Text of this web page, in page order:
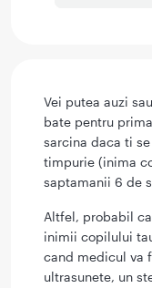
Vei putea auzi
bate pentru
sarcina daca ti
timpurie (inima
saptamanii 6 de
Altfel, probabil
inimii copilului
cand medicul va
ultrasunete, un